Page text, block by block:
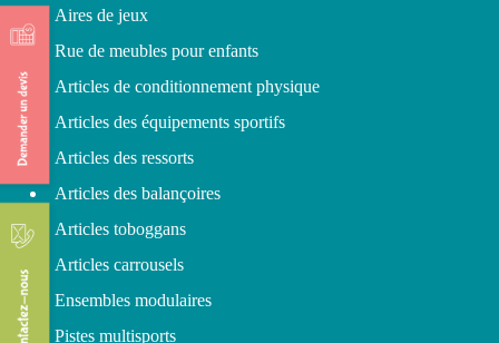
Aires de jeux
Rue de meubles pour enfants
Articles de conditionnement physique
Articles des équipements sportifs
Articles des ressorts
Articles des balançoires
Articles toboggans
Articles carrousels
Ensembles modulaires
Pistes multisports